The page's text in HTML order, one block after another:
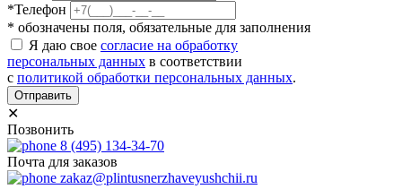
*Телефон
* обозначены поля, обязательные для заполнения
Я даю свое согласие на обработку
персональных данных в соответствии
с политикой обработки персональных данных.
Отправить
✕
Позвонить
8 (495) 134-34-70
Почта для заказов
zakaz@plintusnerzhaveyushchii.ru